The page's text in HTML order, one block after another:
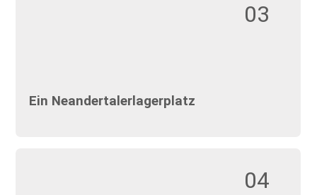
03
Ein Neandertalerlagerplatz
04